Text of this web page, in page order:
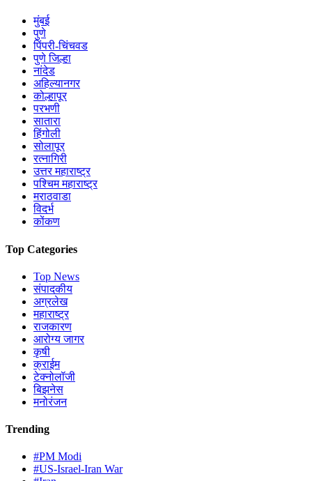
मुंबई
पुणे
पिंपरी-चिंचवड
पुणे जिल्हा
नांदेड
अहिल्यानगर
कोल्हापूर
परभणी
सातारा
हिंगोली
सोलापूर
रत्नागिरी
उत्तर महाराष्ट्र
पश्चिम महाराष्ट्र
मराठवाडा
विदर्भ
कोंकण
Top Categories
Top News
संपादकीय
अग्रलेख
महाराष्ट्र
राजकारण
आरोग्य जागर
कृषी
क्राईम
टेक्नोलॉजी
बिझनेस
मनोरंजन
Trending
#PM Modi
#US-Israel-Iran War